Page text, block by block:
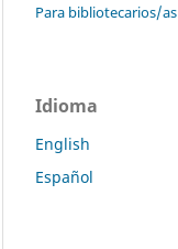
Para bibliotecarios/as
Idioma
English
Español